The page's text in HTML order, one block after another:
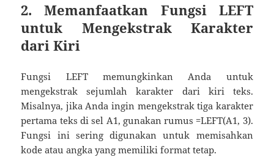
2. Memanfaatkan Fungsi LEFT
untuk Mengekstrak Karakter
dari Kiri
Fungsi LEFT memungkinkan Anda untuk
mengekstrak sejumlah karakter dari kiri teks.
Misalnya, jika Anda ingin mengekstrak tiga karakter
pertama teks di sel A1, gunakan rumus =LEFT(A1, 3).
Fungsi ini sering digunakan untuk memisahkan
kode atau angka yang memiliki format tetap.